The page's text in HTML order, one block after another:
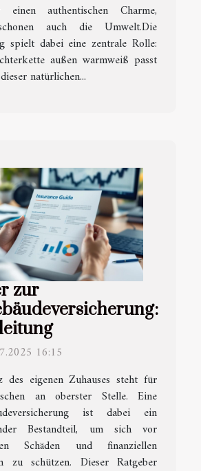
authentischen Charme,
auch die Umwelt.Die
spielt dabei eine zentrale Rolle:
außen warmweiß passt
natürlichen...
zur
16:15
des eigenen Zuhauses steht für
an oberster Stelle. Eine
ist dabei ein
Bestandteil, um sich vor
Schäden und finanziellen
zu schützen. Dieser Ratgeber